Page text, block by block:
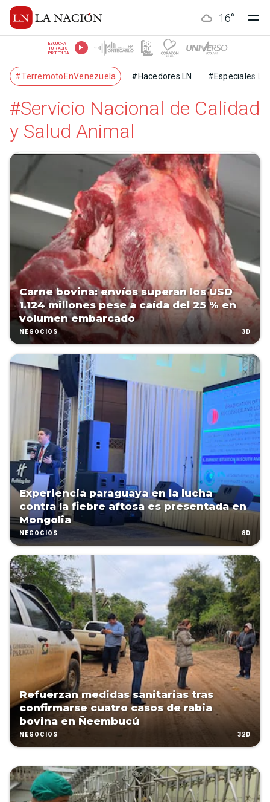
16°
ESCUCHÁ
TU RADIO
PREFERIDA
#TerremotoEnVenezuela #Hacedores LN #Especiales LN
#Servicio Nacional de Calidad
y Salud Animal
Carne bovina: envíos superan los USD
1.124 millones pese a caída del 25 % en
volumen embarcado
NEGOCIOS 3D
Experiencia paraguaya en la lucha
contra la fiebre aftosa es presentada en
Mongolia
NEGOCIOS 8D
Refuerzan medidas sanitarias tras
confirmarse cuatro casos de rabia
bovina en Ñeembucú
NEGOCIOS 32D